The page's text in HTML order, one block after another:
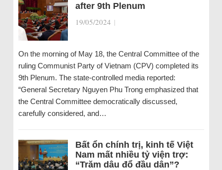
after 9th Plenum
19/05/2024 |
On the morning of May 18, the Central Committee of the
ruling Communist Party of Vietnam (CPV) completed its
9th Plenum. The state-controlled media reported:
“General Secretary Nguyen Phu Trong emphasized that
the Central Committee democratically discussed,
carefully considered, and…
Bất ổn chính trị, kinh tế Việt
Nam mất nhiều tỷ viện trợ:
“Trăm dâu đổ đầu dân”?